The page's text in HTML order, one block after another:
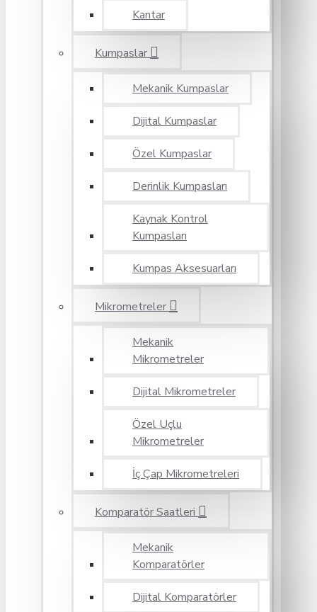
Kantar
Kumpaslar
Mekanik Kumpaslar
Dijital Kumpaslar
Özel Kumpaslar
Derinlik Kumpasları
Kaynak Kontrol
Kumpasları
Kumpas Aksesuarları
Mikrometreler
Mekanik
Mikrometreler
Dijital Mikrometreler
Özel Uçlu
Mikrometreler
İç Çap Mikrometreleri
Komparatör Saatleri
Mekanik
Komparatörler
Dijital Komparatörler